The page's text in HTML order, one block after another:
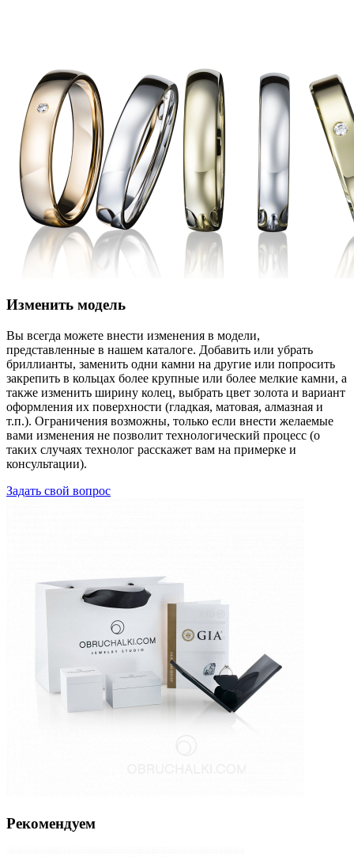
Изменить модель
Вы всегда можете внести изменения в модели,
представленные в нашем каталоге. Добавить или убрать
бриллианты, заменить одни камни на другие или попросить
закрепить в кольцах более крупные или более мелкие камни, а
также изменить ширину колец, выбрать цвет золота и вариант
оформления их поверхности (гладкая, матовая, алмазная и
т.п.). Ограничения возможны, только если внести желаемые
вами изменения не позволит технологический процесс (о
таких случаях технолог расскажет вам на примерке и
консультации).
Задать свой вопрос
Рекомендуем